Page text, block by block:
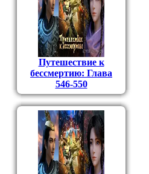
Путешествие к
бессмертию: Глава
546-550